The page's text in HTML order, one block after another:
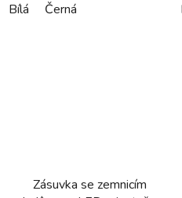
Bílá Černá
Zásuvka se zemnicím